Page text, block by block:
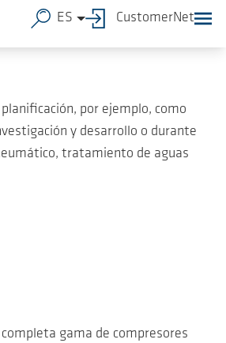
ES CustomerNet
por ejemplo, como
y desarrollo o durante
tratamiento de aguas
gama de compresores